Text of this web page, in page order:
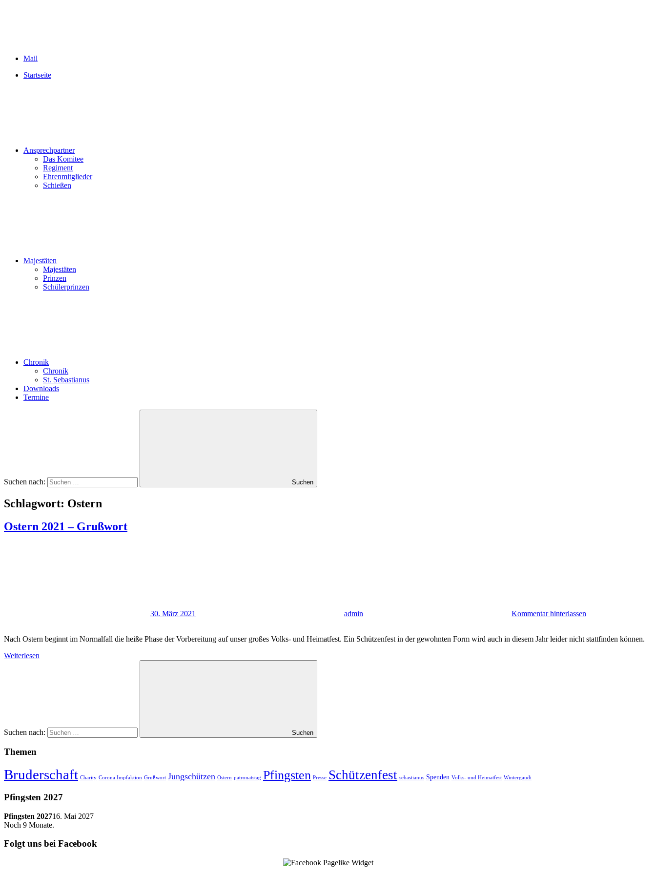
Mail
Startseite
Ansprechpartner
Das Komitee
Regiment
Ehrenmitglieder
Schießen
Majestäten
Majestäten
Prinzen
Schülerprinzen
Chronik
Chronik
St. Sebastianus
Downloads
Termine
Suchen nach: Suchen
Schlagwort: Ostern
Ostern 2021 – Grußwort
30. März 2021 admin Kommentar hinterlassen
Nach Ostern beginnt im Normalfall die heiße Phase der Vorbereitung auf unser großes Volks- und Heimatfest. Ein Schützenfest in der gewohnten Form wird auch in diesem Jahr leider nicht stattfinden können.
Weiterlesen
Suchen nach: Suchen
Themen
Bruderschaft Charity Corona Impfaktion Grußwort Jungschützen Ostern patronatstag Pfingsten Presse Schützenfest sebastianus Spenden Volks- und Heimatfest Wintergaudi
Pfingsten 2027
Pfingsten 202716. Mai 2027
Noch 9 Monate.
Folgt uns bei Facebook